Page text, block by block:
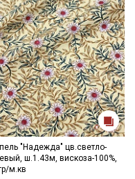
"Надежда" цв.светло-
ш.1.43м, вискоза-100%,
м.кв